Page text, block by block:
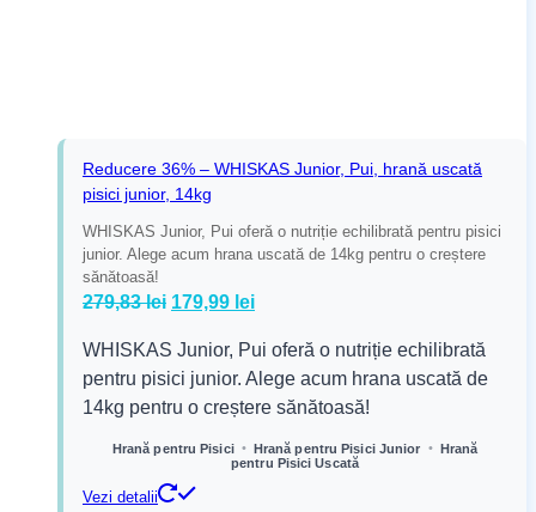
Reducere 36% – WHISKAS Junior, Pui, hrană uscată
pisici junior, 14kg
WHISKAS Junior, Pui oferă o nutriție echilibrată pentru pisici
junior. Alege acum hrana uscată de 14kg pentru o creștere
sănătoasă!
279,83lei Prețul
a
fost:
279,83 lei.
179,99 leiPrețul
este:
179,99 lei.
WHISKAS Junior, Pui oferă o nutriție echilibrată
pentru pisici junior. Alege acum hrana uscată de
14kg pentru o creștere sănătoasă!
Hrană pentru Pisici • Hrană pentru Pisici Junior • Hrană
pentru Pisici Uscată
Vezi detalii